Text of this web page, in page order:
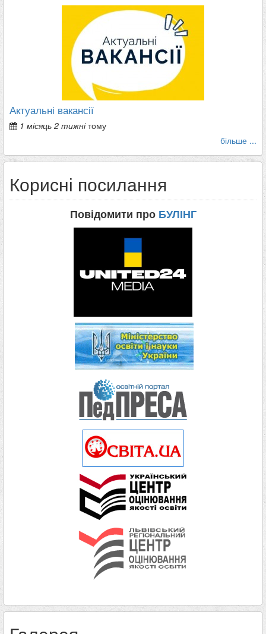
Актуальні вакансії
1 місяць 2 тижнітому
більше ...
Корисні посилання
Повідомити про БУЛІНГ